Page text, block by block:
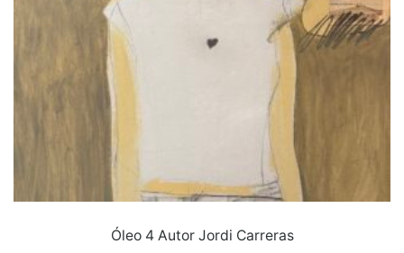
Óleo 4 Autor Jordi Carreras